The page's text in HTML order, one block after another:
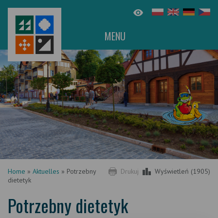
MENU
Drukuj Wyświetleń (1905)
Home » Aktuelles » Potrzebny
dietetyk
Potrzebny dietetyk